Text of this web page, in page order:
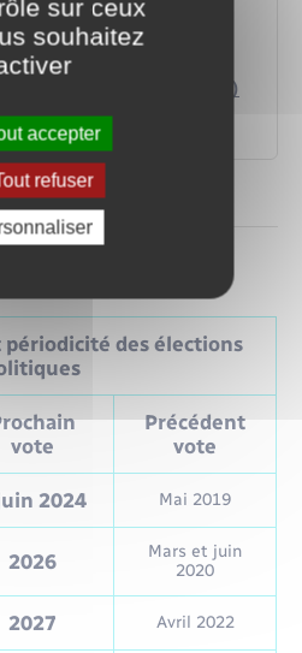
: dispositions déjà
droits de l'homme (CEDH)
et administrative
périodicité des élections
vote
Précédent
vote
2024 Mai 2019
2026
Mars et juin
2020
2027 Avril 2022
sur ceux
souhaitez
accepter
refuser